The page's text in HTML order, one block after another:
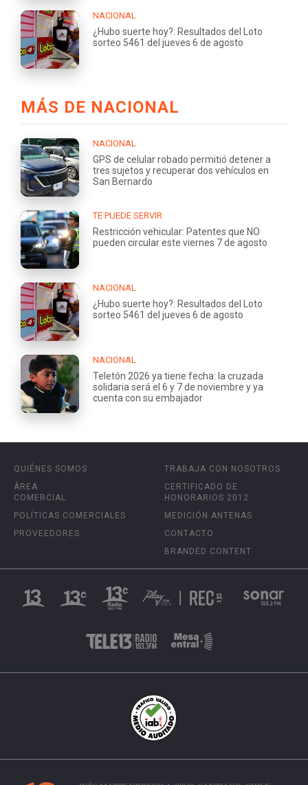
NACIONAL
¿Hubo suerte hoy?: Resultados del Loto
sorteo 5461 del jueves 6 de agosto
MÁS DE NACIONAL
NACIONAL
GPS de celular robado permitió detener a
tres sujetos y recuperar dos vehículos en
San Bernardo
TE PUEDE SERVIR
Restricción vehicular: Patentes que NO
pueden circular este viernes 7 de agosto
NACIONAL
¿Hubo suerte hoy?: Resultados del Loto
sorteo 5461 del jueves 6 de agosto
NACIONAL
Teletón 2026 ya tiene fecha: la cruzada
solidaria será el 6 y 7 de noviembre y ya
cuenta con su embajador
QUIÉNES SOMOS
ÁREA
COMERCIAL
POLÍTICAS COMERCIALES
PROVEEDORES
TRABAJA CON NOSOTROS
CERTIFICADO DE
HONORARIOS 2012
MEDICIÓN ANTENAS
CONTACTO
BRANDED CONTENT